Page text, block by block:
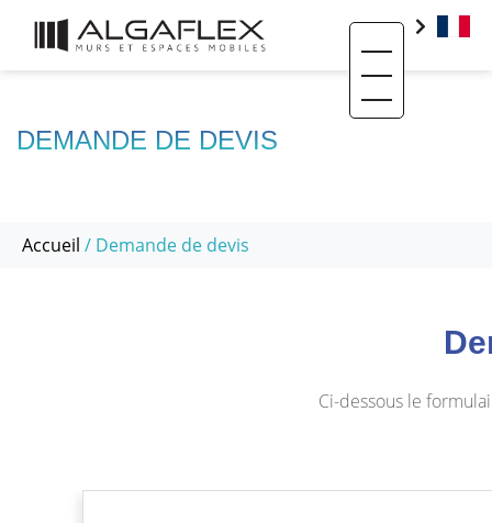
Toggle
DEMANDE DE DEVIS
Accueil / Demande de devis
Ci-dessous le